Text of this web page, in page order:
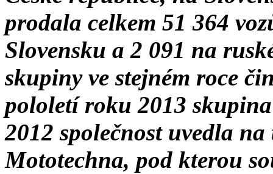
prodala celkem 51 364
Slovensku a 2 091 na
skupiny ve stejném roce
pololetí roku 2013
2012 společnost uvedla
Mototechna, pod kterou